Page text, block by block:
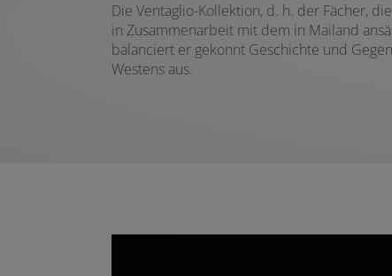
Die Ventaglio-Kollektion, d. h. der Fächer,
in Zusammenarbeit mit dem in Mailand
balanciert er gekonnt Geschichte und
Westens aus.